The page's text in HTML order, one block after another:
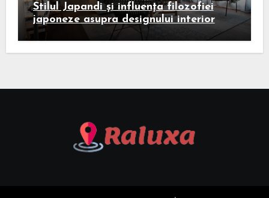
Stilul Japandi și influența filozofiei
japoneze asupra designului interior